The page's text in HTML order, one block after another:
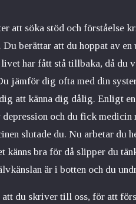
att söka stöd och förståelse
Du berättar att du hoppat av
har fått stå tillbaka, då du
jämför dig ofta med din
att känna dig dålig. Enligt
depression och du fick
slutade du. Nu arbetar du
känns bra för då slipper du
är i botten och du
du skriver till oss, för att